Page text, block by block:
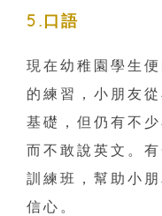
5.口語
現在幼稚園學生
的練習，小朋友
基礎，但仍有不
而不敢說英文。
訓練班，幫助小
信心。